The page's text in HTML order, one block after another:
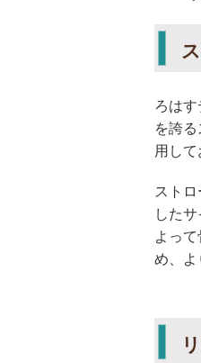
ろは
を誇
用して
スト
した
よっ
め、よ